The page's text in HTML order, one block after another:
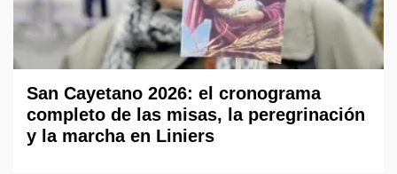
San Cayetano 2026: el cronograma
completo de las misas, la peregrinación
y la marcha en Liniers